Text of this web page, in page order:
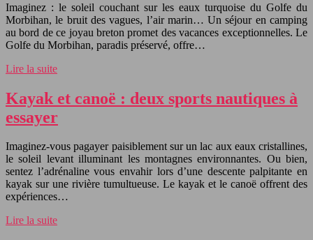
Imaginez : le soleil couchant sur les eaux turquoise du Golfe du
Morbihan, le bruit des vagues, l’air marin… Un séjour en camping
au bord de ce joyau breton promet des vacances exceptionnelles. Le
Golfe du Morbihan, paradis préservé, offre…
Lire la suite
Kayak et canoë : deux sports nautiques à
essayer
Imaginez-vous pagayer paisiblement sur un lac aux eaux cristallines,
le soleil levant illuminant les montagnes environnantes. Ou bien,
sentez l’adrénaline vous envahir lors d’une descente palpitante en
kayak sur une rivière tumultueuse. Le kayak et le canoë offrent des
expériences…
Lire la suite